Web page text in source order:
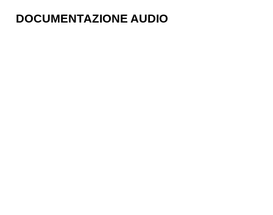
DOCUMENTAZIONE AUDIO